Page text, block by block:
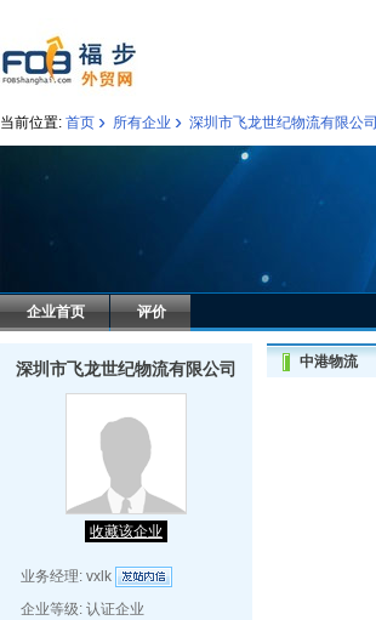
当前位置: 首页 › 所有企业 › 深圳市飞龙世纪物流有限公司
企业首页 评价
深圳市飞龙世纪物流有限公司
收藏该企业
业务经理: vxlk
企业等级: 认证企业
中港物流